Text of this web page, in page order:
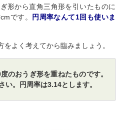
形から直角三角形を引いたものに
です。
円周率なんて1回も使いま
よく考えてから臨みましょう。
のおうぎ形を重ねたものです。
い。円周率は3.14とします。